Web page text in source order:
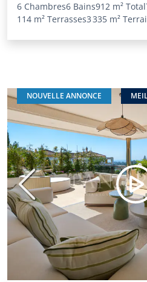
6 Chambres6 Bains912 m² Total
114 m² Terrasses3 335 m²
NOUVELLE ANNONCE
Précédent